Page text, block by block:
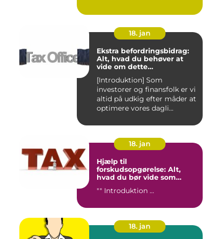
18. jan
Ekstra befordringsbidrag:
Alt, hvad du behøver at
vide om dette
investorer og finansfolk
[Introduktion] Som
investorer og finansfolk er vi
altid på udkig efter måder at
optimere vores dagli...
18. jan
Hjælp til
forskudsopgørelse: Alt,
hvad du bør vide som
"" Introduktion ...
18. jan